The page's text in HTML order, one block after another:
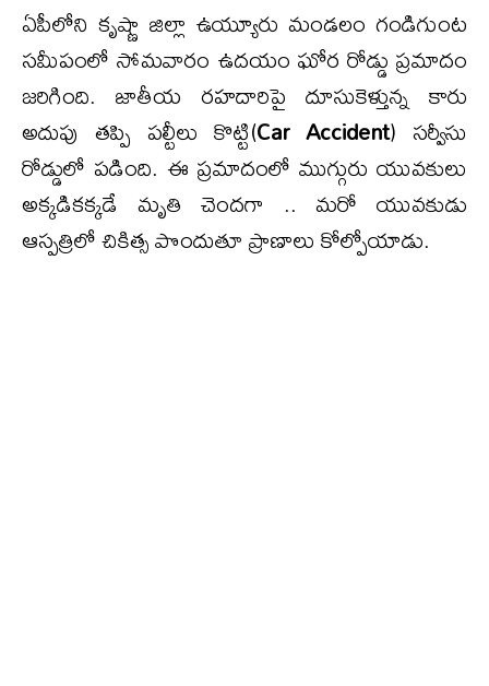
ఏపీలోని కృష్ణా జిల్లా ఉయ్యూరు మండలం గండిగుంట
సమీపంలో సోమవారం ఉదయం ఘోర రోడ్డు ప్రమాదం
జరిగింది. జాతీయ రహదారిపై దూసుకెళ్తున్న కారు
అదుపు తప్పి పల్టీలు కొట్టి(Car Accident) సర్వీసు
రోడ్డులో పడింది. ఈ ప్రమాదంలో ముగ్గురు యువకులు
అక్కడికక్కడే మృతి చెందగా .. మరో యువకుడు
ఆస్పత్రిలో చికిత్స పొందుతూ ప్రాణాలు కోల్పోయాడు.